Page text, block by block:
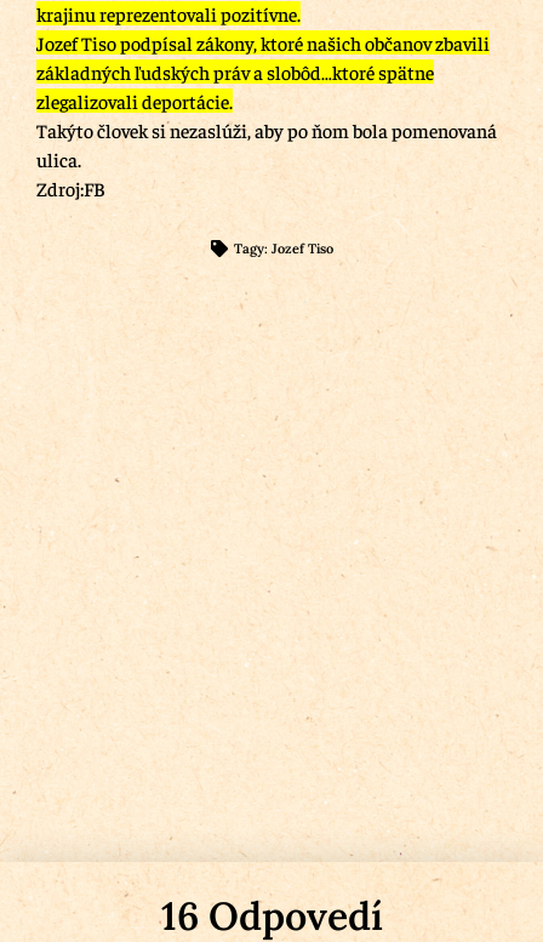
krajinu reprezentovali pozitívne.
Jozef Tiso podpísal zákony, ktoré našich občanov zbavili
základných ľudských práv a slobôd…ktoré spätne
zlegalizovali deportácie.
Takýto človek si nezaslúži, aby po ňom bola pomenovaná
ulica.
Zdroj:FB
Tagy: Jozef Tiso
16 Odpovedí